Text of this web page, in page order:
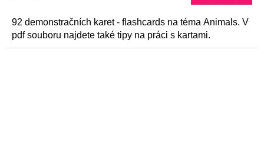
92 demonstračních karet - flashcards na téma Animals. V
pdf souboru najdete také tipy na práci s kartami.